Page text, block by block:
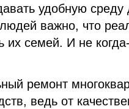
удобную
важно, что
их семей. И не
ремонт
ведь от